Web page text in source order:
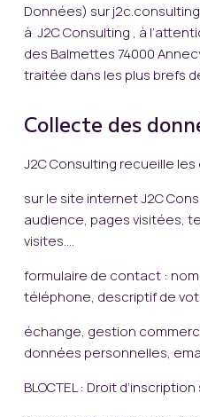
Données) sur
à J2C Consulting , à
des Balmettes 74000
traitée dans les plus brefs
Collecte des
J2C Consulting recueille
sur le site internet J2C
audience, pages visitées,
visites….
formulaire de contact :
téléphone, descriptif de
échange, gestion
données personnelles,
BLOCTEL : Droit